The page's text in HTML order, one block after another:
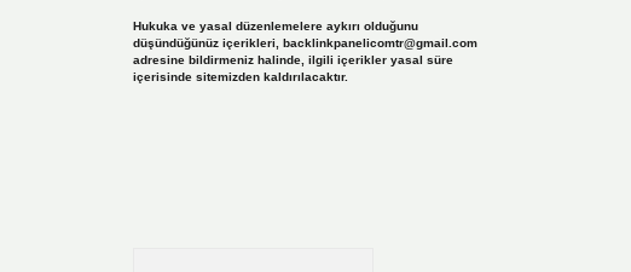
Hukuka ve yasal düzenlemelere aykırı olduğunu
düşündüğünüz içerikleri, backlinkpanelicomtr@gmail.com
adresine bildirmeniz halinde, ilgili içerikler yasal süre
içerisinde sitemizden kaldırılacaktır.